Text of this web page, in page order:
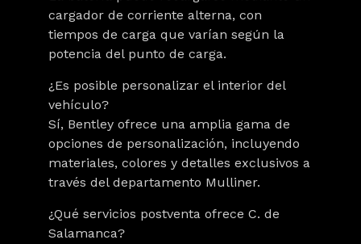
cargador de corriente alterna, con
tiempos de carga que varían según la
potencia del punto de carga.
¿Es posible personalizar el interior del
vehículo?
Sí, Bentley ofrece una amplia gama de
opciones de personalización, incluyendo
materiales, colores y detalles exclusivos a
través del departamento Mulliner.
¿Qué servicios postventa ofrece C. de
Salamanca?